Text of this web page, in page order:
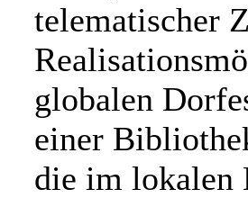
telematischer
globalen
einer
die im lokalen